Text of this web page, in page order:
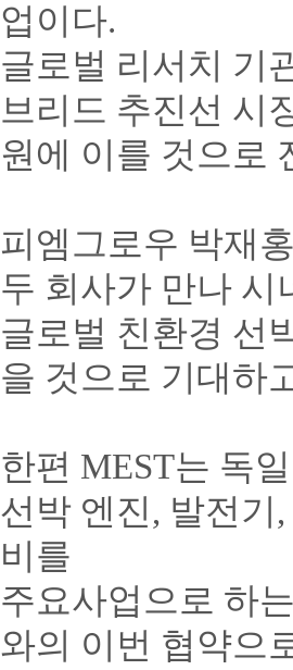
업이다.
글로벌 리서치 기
브리드 추진선 시
원에 이를 것으로
피엠그로우 박재
두 회사가 만나
글로벌 친환경 선
을 것으로 기대하
한편 MEST는 독일
선박 엔진, 발전기 ,
비를
주요사업으로 하
와의 이번 협약으